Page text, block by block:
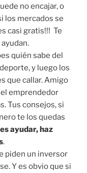
no encajar, o
los mercados se
casi gratis!!! Te
quién sabe del
y luego los
que callar. Amigo
emprendedor
Tus consejos, si
te los quedas
ayudar, haz
.
piden un inversor
Y es obvio que si